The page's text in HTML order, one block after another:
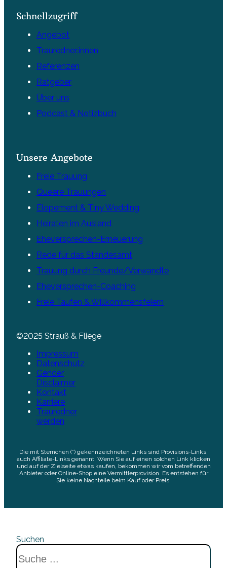
Schnellzugriff
Angebot
Trauredner:innen
Referenzen
Ratgeber
Über uns
Podcast & Notizbuch
Unsere Angebote
Freie Trauung
Queere Trauungen
Elopement & Tiny Wedding
Heiraten im Ausland
Eheversprechen-Erneuerung
Rede für das Standesamt
Trauung durch Freunde/Verwandte
Eheversprechen-Coaching
Freie Taufen & Willkommensfeiern
©2025 Strauß & Fliege
Impressum
Datenschutz
Gender
Disclaimer
Kontakt
Karriere
Trauredner
werden
Die mit Sternchen (*) gekennzeichneten Links sind Provisions-Links,
auch Affiliate-Links genannt. Wenn Sie auf einen solchen Link klicken
und auf der Zielseite etwas kaufen, bekommen wir vom betreffenden
Anbieter oder Online-Shop eine Vermittlerprovision. Es entstehen für
Sie keine Nachteile beim Kauf oder Preis.
Suchen